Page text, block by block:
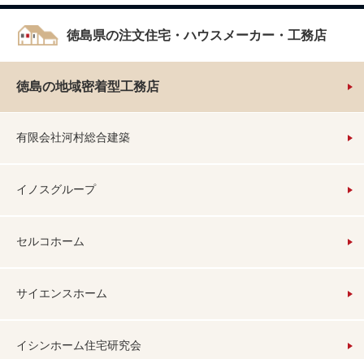
徳島県の注文住宅・ハウスメーカー・工務店
徳島の地域密着型工務店
有限会社河村総合建築
イノスグループ
セルコホーム
サイエンスホーム
イシンホーム住宅研究会